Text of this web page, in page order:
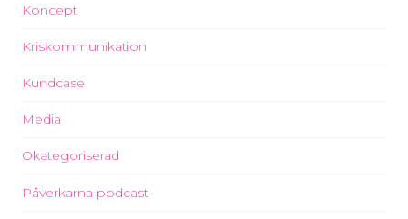
Koncept
Kriskommunikation
Kundcase
Media
Okategoriserad
Påverkarna podcast